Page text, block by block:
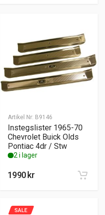
Artikel Nr: B9146
Instegslister 1965-70
Chevrolet Buick Olds
Pontiac 4dr / Stw
2 i lager
1990 kr
SALE